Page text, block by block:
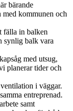
bärande
kommunen och
fälla in balken
synlig balk vara
med utsug,
planerar tider och
i väggar.
entreprenad.
samt